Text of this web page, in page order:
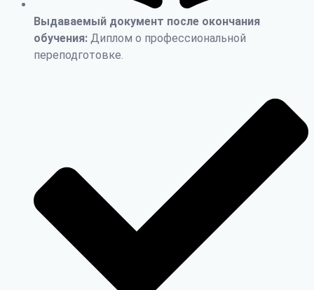
Выдаваемый документ после окончания
обучения: Диплом о профессиональной
переподготовке.